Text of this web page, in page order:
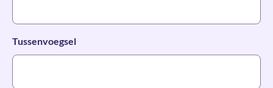
Tussenvoegsel